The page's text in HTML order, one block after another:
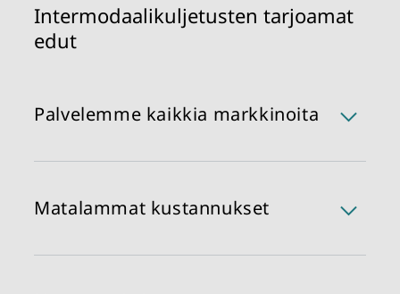
Intermodaalikuljetusten tarjoamat
edut
Palvelemme kaikkia markkinoita
Hyödynnä luotettavaa ja optimoitua kansainvälistä
sinua löytämään parhaat huolinta- ja
logistiikkapalvelut, jotta saavutat liiketoiminnallesi
Matalammat kustannukset
Yhdistämällä meri- ja lentokuljetuksia saa